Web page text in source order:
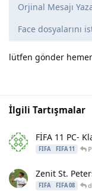
Orjinal Mesajı
Face dosyalarını
lütfen gönder
İlgili Tartışmalar
FİFA 11 PC-
FIFA FIFA 11
Zenit St.
FIFA FIFA 08